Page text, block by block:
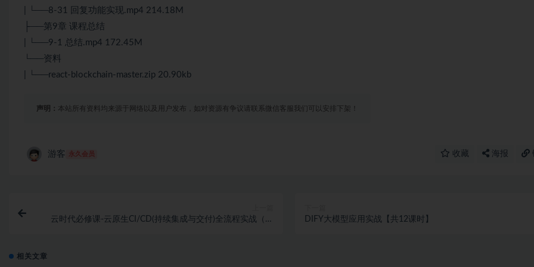
| └──8-31 回复功能实现.mp4 214.18M
├──第9章 课程总结
| └──9-1 总结.mp4 172.45M
└──资料
| └──react-blockchain-master.zip 20.90kb
声明： 本站所有资料均来源于网络以及用户发布，如对资源有争议请联系微信客服我们可以安排下架！
游客 永久会员 收藏 海报
云时代必修课-云原生CI/CD(持续集成与交付)全流程实战（完
DIFY大模型应用实战【共12课时】
相关文章